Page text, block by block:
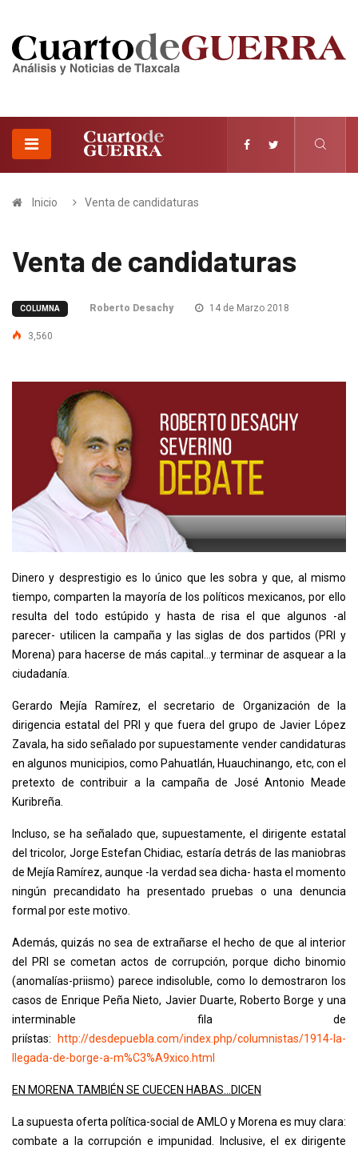
Inicio Venta de candidaturas
Venta de candidaturas
COLUMNA Roberto Desachy 14 de Marzo 2018
3,560
Dinero y desprestigio es lo único que les sobra y que, al mismo
tiempo, comparten la mayoría de los políticos mexicanos, por ello
resulta del todo estúpido y hasta de risa el que algunos -al
parecer- utilicen la campaña y las siglas de dos partidos (PRI y
Morena) para hacerse de más capital…y terminar de asquear a la
ciudadanía.
Gerardo Mejía Ramírez, el secretario de Organización de la
dirigencia estatal del PRI y que fuera del grupo de Javier López
Zavala, ha sido señalado por supuestamente vender candidaturas
en algunos municipios, como Pahuatlán, Huauchinango, etc, con el
pretexto de contribuir a la campaña de José Antonio Meade
Kuribreña.
Incluso, se ha señalado que, supuestamente, el dirigente estatal
del tricolor, Jorge Estefan Chidiac, estaría detrás de las maniobras
de Mejía Ramírez, aunque -la verdad sea dicha- hasta el momento
ningún precandidato ha presentado pruebas o una denuncia
formal por este motivo.
Además, quizás no sea de extrañarse el hecho de que al interior
del PRI se cometan actos de corrupción, porque dicho binomio
(anomalías-priismo) parece indisoluble, como lo demostraron los
casos de Enrique Peña Nieto, Javier Duarte, Roberto Borge y una
interminable fila de
priístas:
http://desdepuebla.com/index.php/columnistas/1914-la-
llegada-de-borge-a-m%C3%A9xico.html
EN MORENA TAMBIÉN SE CUECEN HABAS…DICEN
La supuesta oferta política-social de AMLO y Morena es muy clara:
combate a la corrupción e impunidad. Inclusive, el ex dirigente